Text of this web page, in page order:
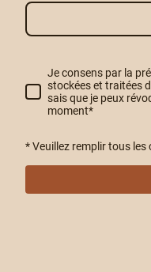
Je consens par la
stockées et traitées
sais que je peux
moment*
* Veuillez remplir tous